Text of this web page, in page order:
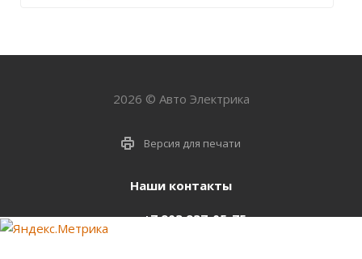
2026 © Авто Электрика
Версия для печати
Наши контакты
+7 903 937-05-75